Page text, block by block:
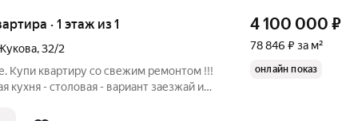
· 1 этаж из 1
,32/2
Купи квартиру со свежим ремонтом !!!
кухня - столовая - вариант заезжай и
4 100 000 ₽
78 846 ₽ за м²
онлайн показ